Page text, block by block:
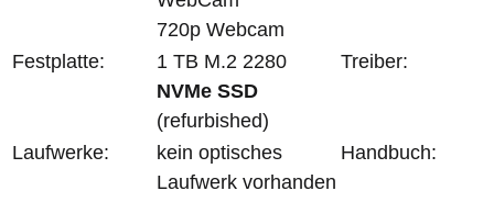
720p Webcam
Festplatte:
1 TB M.2 2280
NVMe SSD
(refurbished)
Treiber:
Laufwerke:
kein optisches
Laufwerk vorhanden
Handbuch: